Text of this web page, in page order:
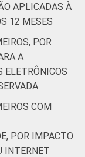
17
9
11
20
APLICADAS À
12 MESES
POR
A
ELETRÔNICOS
COM
POR IMPACTO
INTERNET